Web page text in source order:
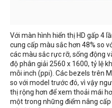
Với màn hình hiển thị HD gấp 4
cung cấp màu sắc hơn 48% so
các màu sắc rực rỡ, sống động
độ phân giải 2560 x 1600, tỷ lệ
mỗi inch (ppi). Các bezels trên
so với model trước đó, vì vậy
thị rộng hơn để xem thoải mái
một trong những điểm nâng